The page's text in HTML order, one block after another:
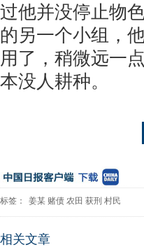
过他并没停止物
的另一个小组，
用了，稍微远一
本没人耕种。
标签： 姜某 赌债 农田 获刑 村民
相关文章